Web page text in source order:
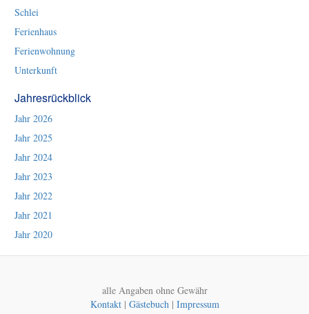
Schlei
Ferienhaus
Ferienwohnung
Unterkunft
Jahresrückblick
Jahr 2026
Jahr 2025
Jahr 2024
Jahr 2023
Jahr 2022
Jahr 2021
Jahr 2020
alle Angaben ohne Gewähr
Kontakt| Gästebuch| Impressum